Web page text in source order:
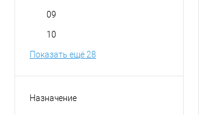
09
10
Показать ещё 28
Назначение